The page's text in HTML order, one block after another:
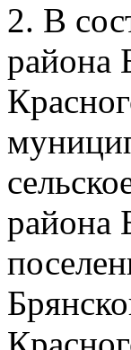
2. В
района
района